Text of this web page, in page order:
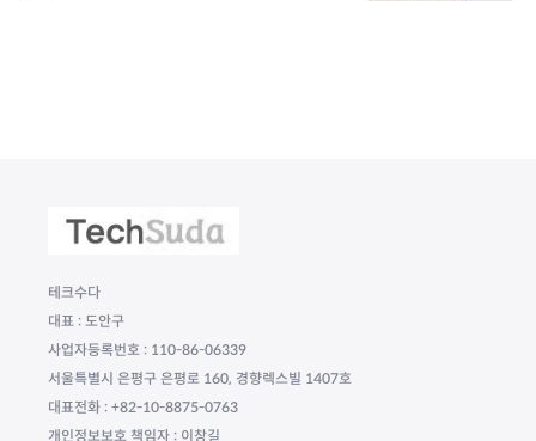
테크수다
대표 : 도안구
사업자등록번호 : 110-86-06339
서울특별시 은평구 은평로 160, 경향렉스빌 1407호
대표전화 : +82-10-8875-0763
개인정보보호 책임자 : 이창길